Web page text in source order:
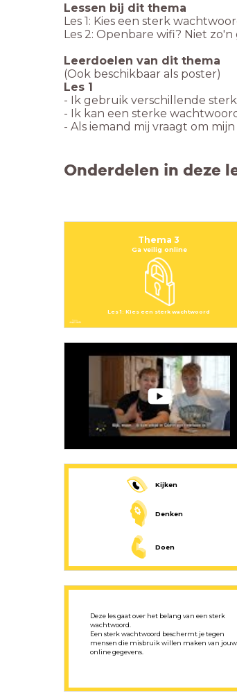
Lessen bij dit thema
Les 1: Kies een sterk
Les 2: Openbare wifi? Niet zo'n
Leerdoelen van dit thema
(Ook beschikbaar als poster)
Les 1
- Ik gebruik verschillende
- Ik kan een sterke
- Als iemand mij vraagt om mijn
Onderdelen in deze
Ga veilig online
Thema 3
Les 1: Kies een sterk wachtwoord
Kijken
Denken
Doen
Deze les gaat over het belang van een sterk
wachtwoord.
Een sterk wachtwoord beschermt je tegen
mensen die misbruik willen maken van jouw
online gegevens.